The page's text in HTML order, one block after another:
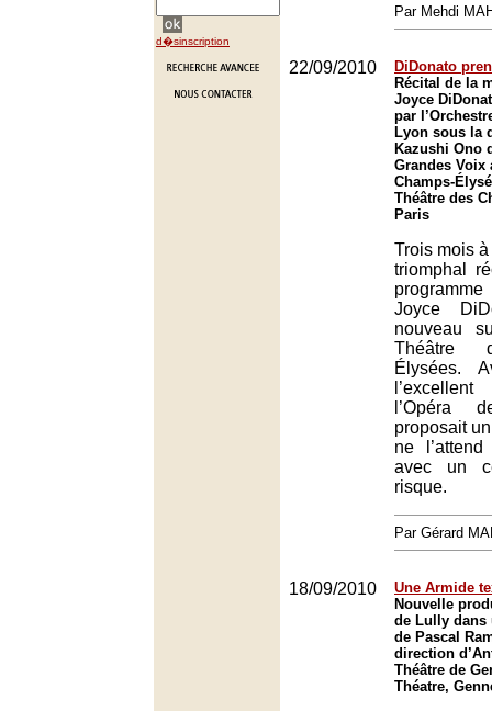
d�sinscription
Par Mehdi
22/09/2010
DiDonato
Récital de la
Joyce
par
Lyon sous la
Kazushi Ono
Grandes Voix
Champs-
Théâtre des
Paris
Trois mois
triomphal
Joyce
nouveau
Théâtre
Élysées.
l’Opéra
proposait
ne
avec un
risque.
Par Gérard
18/09/2010
Une Armide
Nouvelle
de Lully dans
de Pascal
direction
Théâtre de
Théatre,